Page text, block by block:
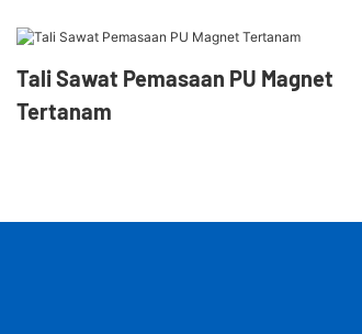
Tali Sawat Pemasaan PU Magnet
Tertanam